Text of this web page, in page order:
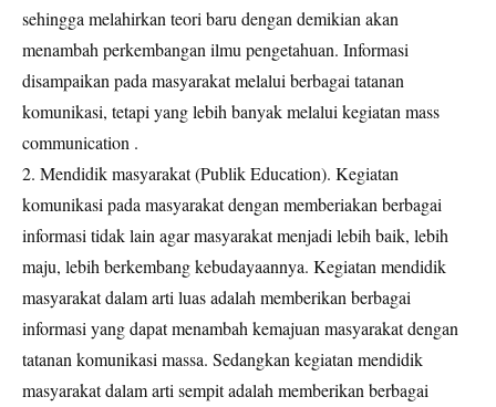
sehingga melahirkan teori baru dengan demikian akan
menambah perkembangan ilmu pengetahuan. Informasi
disampaikan pada masyarakat melalui berbagai tatanan
komunikasi, tetapi yang lebih banyak melalui kegiatan mass
communication .
2. Mendidik masyarakat (Publik Education). Kegiatan
komunikasi pada masyarakat dengan memberiakan berbagai
informasi tidak lain agar masyarakat menjadi lebih baik, lebih
maju, lebih berkembang kebudayaannya. Kegiatan mendidik
masyarakat dalam arti luas adalah memberikan berbagai
informasi yang dapat menambah kemajuan masyarakat dengan
tatanan komunikasi massa. Sedangkan kegiatan mendidik
masyarakat dalam arti sempit adalah memberikan berbagai